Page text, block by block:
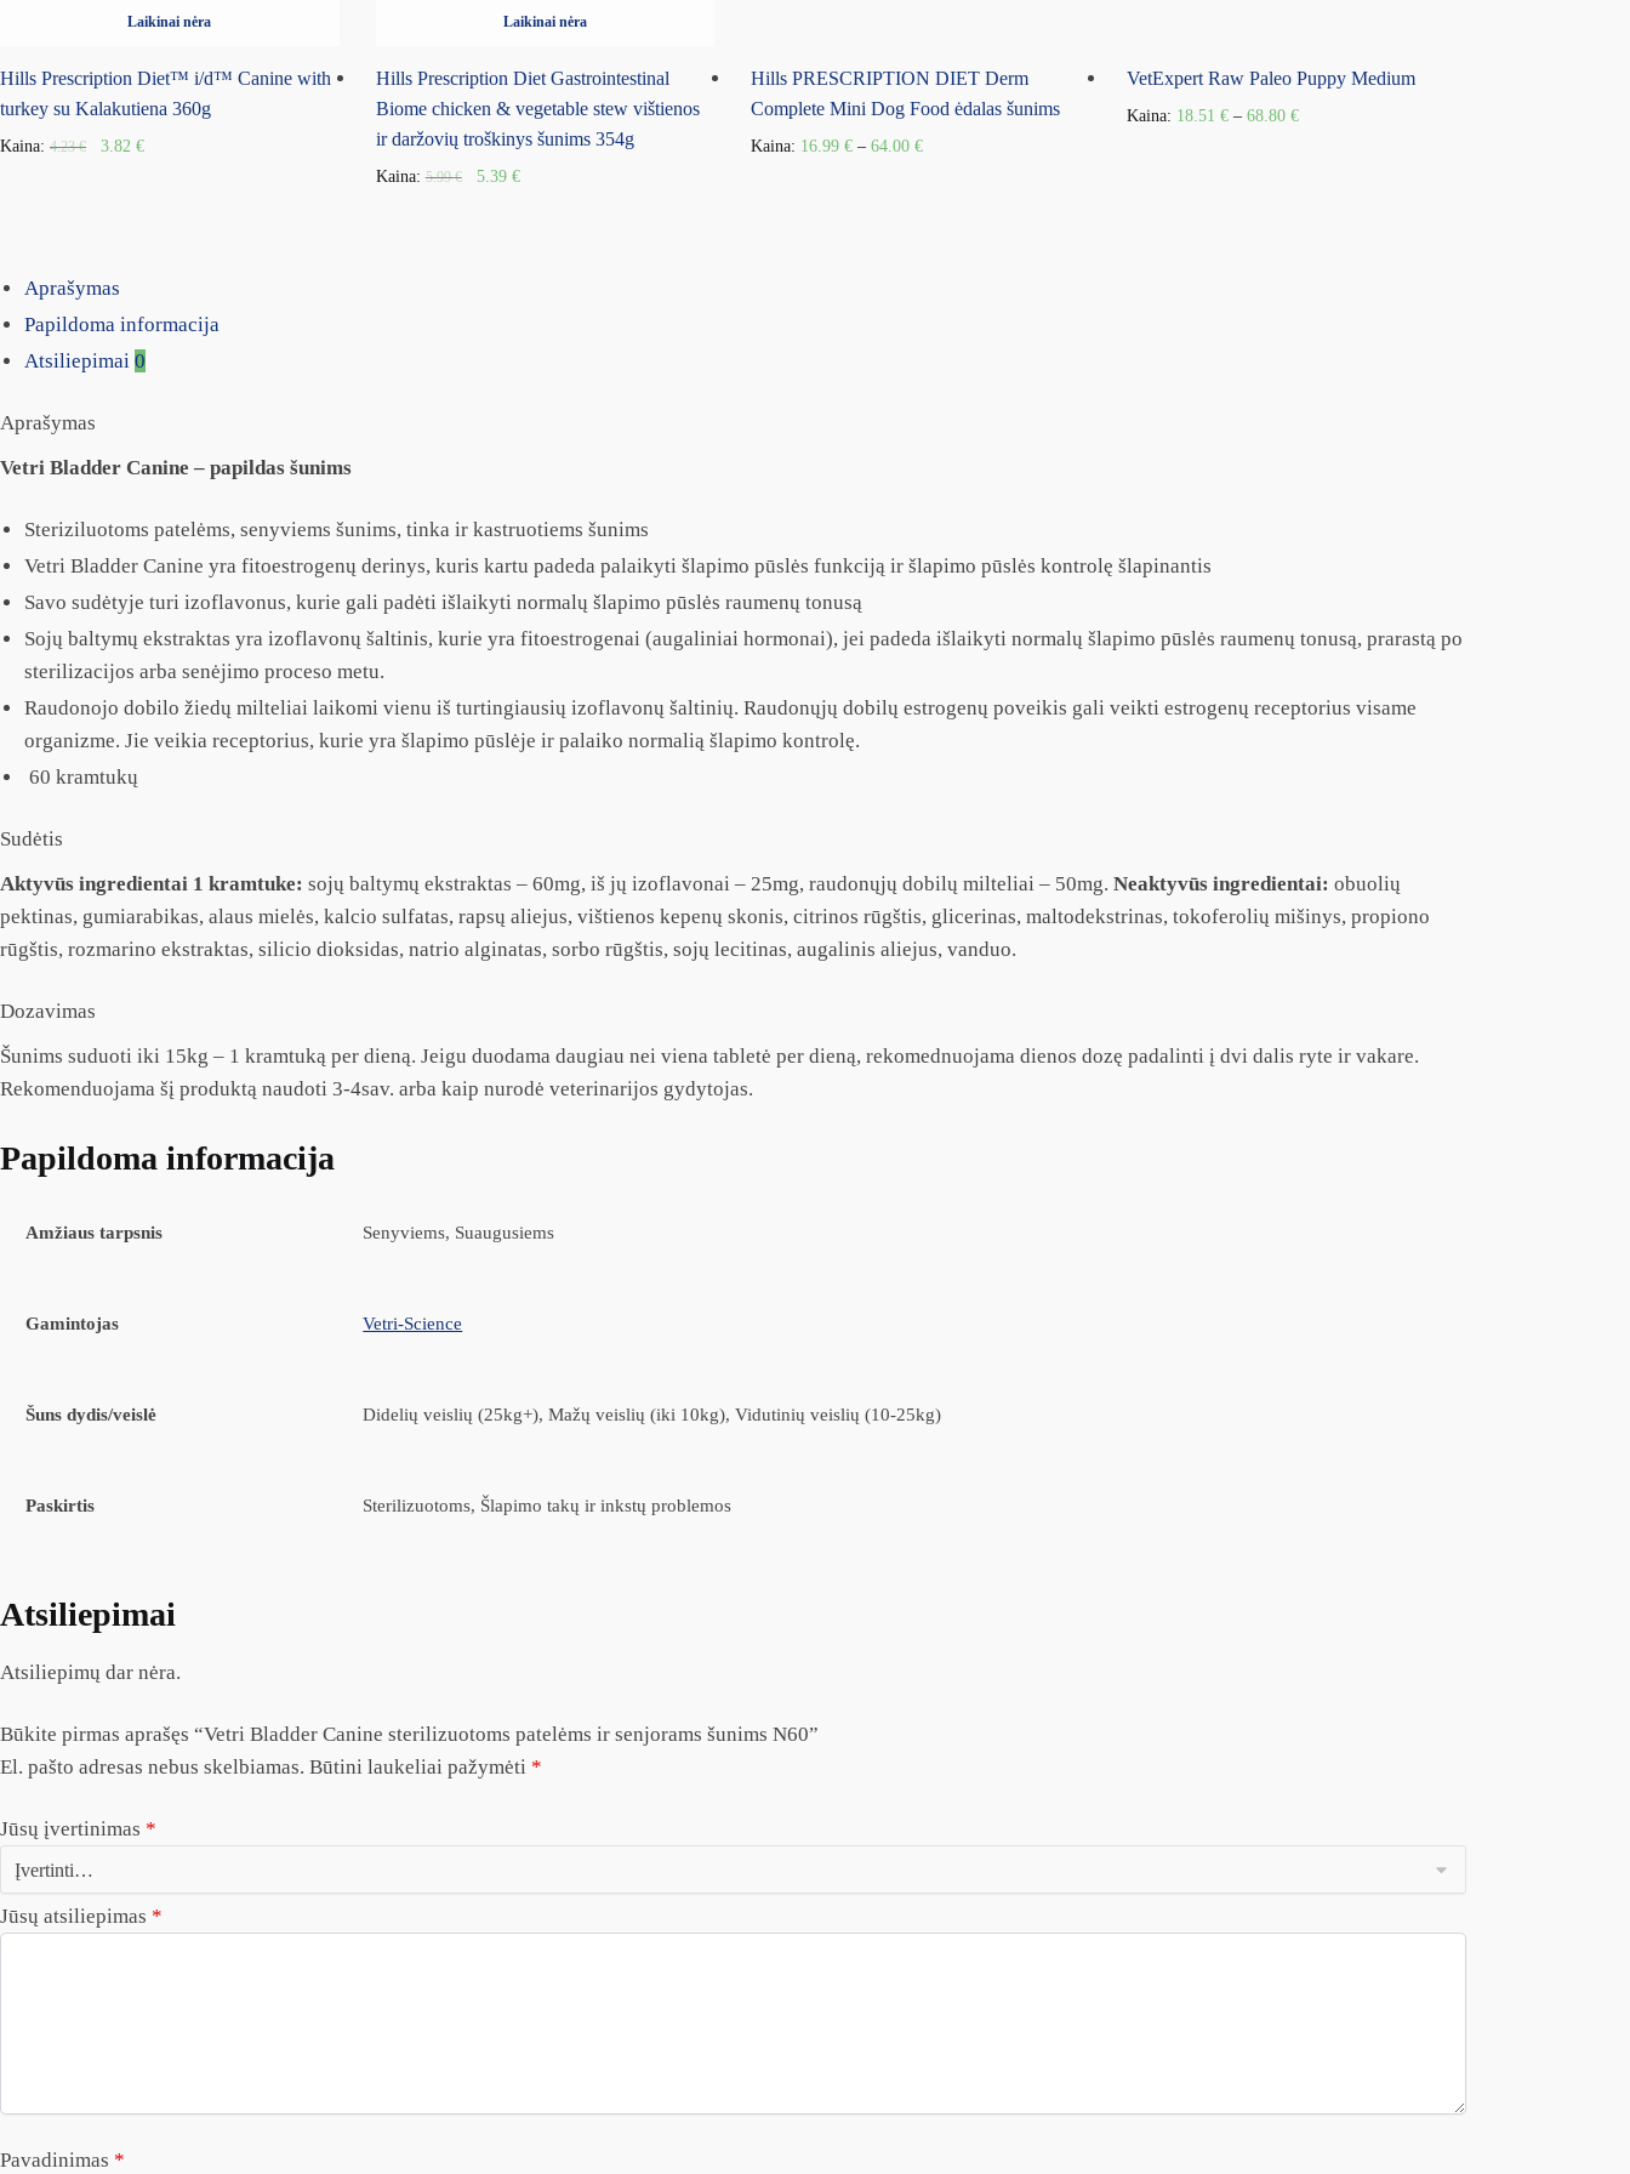
Laikinai nėra
Hills Prescription Diet™ i/d™ Canine with
turkey su Kalakutiena 360g
Kaina: 4.23€ 3.82 €
Laikinai nėra
Hills Prescription Diet Gastrointestinal
Biome chicken & vegetable stew vištienos
ir daržovių troškinys šunims 354g
Kaina:5.99€ 5.39 €
Hills PRESCRIPTION DIET Derm
Complete Mini Dog Food ėdalas šunims
Kaina: 16.99€ –64.00€
VetExpert Raw Paleo Puppy Medium
Kaina: 18.51€ –68.80€
Aprašymas
Papildoma informacija
Atsiliepimai 0
Aprašymas
Vetri Bladder Canine – papildas šunims
Steriziluotoms patelėms, senyviems šunims, tinka ir kastruotiems šunims
Vetri Bladder Canine yra fitoestrogenų derinys, kuris kartu padeda palaikyti šlapimo pūslės funkciją ir šlapimo pūslės kontrolę šlapinantis
Savo sudėtyje turi izoflavonus, kurie gali padėti išlaikyti normalų šlapimo pūslės raumenų tonusą
Sojų baltymų ekstraktas yra izoflavonų šaltinis, kurie yra fitoestrogenai (augaliniai hormonai), jei padeda išlaikyti normalų šlapimo pūslės raumenų tonusą, prarastą po
sterilizacijos arba senėjimo proceso metu.
Raudonojo dobilo žiedų milteliai laikomi vienu iš turtingiausių izoflavonų šaltinių. Raudonųjų dobilų estrogenų poveikis gali veikti estrogenų receptorius visame
organizme. Jie veikia receptorius, kurie yra šlapimo pūslėje ir palaiko normalią šlapimo kontrolę.
60 kramtukų
Sudėtis
Aktyvūs ingredientai 1 kramtuke: sojų baltymų ekstraktas – 60mg, iš jų izoflavonai – 25mg, raudonųjų dobilų milteliai – 50mg. Neaktyvūs ingredientai: obuolių
pektinas, gumiarabikas, alaus mielės, kalcio sulfatas, rapsų aliejus, vištienos kepenų skonis, citrinos rūgštis, glicerinas, maltodekstrinas, tokoferolių mišinys, propiono
rūgštis, rozmarino ekstraktas, silicio dioksidas, natrio alginatas, sorbo rūgštis, sojų lecitinas, augalinis aliejus, vanduo.
Dozavimas
Šunims suduoti iki 15kg – 1 kramtuką per dieną. Jeigu duodama daugiau nei viena tabletė per dieną, rekomednuojama dienos dozę padalinti į dvi dalis ryte ir vakare.
Rekomenduojama šį produktą naudoti 3-4sav. arba kaip nurodė veterinarijos gydytojas.
Papildoma informacija
Amžiaus tarpsnis Senyviems, Suaugusiems
Gamintojas Vetri-Science
Šuns dydis/veislė Didelių veislių (25kg+), Mažų veislių (iki 10kg), Vidutinių veislių (10-25kg)
Paskirtis Sterilizuotoms, Šlapimo takų ir inkstų problemos
Atsiliepimai
Atsiliepimų dar nėra.
Būkite pirmas aprašęs “Vetri Bladder Canine sterilizuotoms patelėms ir senjorams šunims N60”
El. pašto adresas nebus skelbiamas. Būtini laukeliai pažymėti *
Jūsų įvertinimas *
Jūsų atsiliepimas *
Pavadinimas *